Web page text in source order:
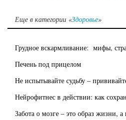
Еще в категории «Здоровье»
Грудное вскармливание: мифы,
Печень под прицелом
Не испытывайте судьбу –
Нейрофитнес в действии: как
Забота о мозге – это образ жизни, а